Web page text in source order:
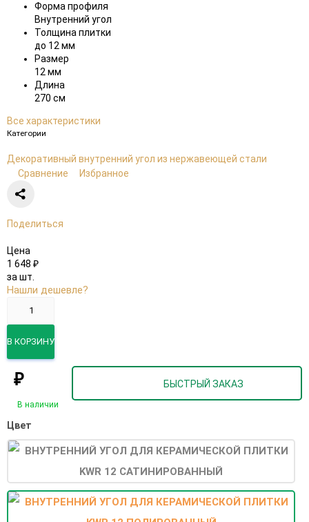
Форма профиля
Внутренний угол
Толщина плитки
до 12 мм
Размер
12 мм
Длина
270 см
Все характеристики
Категории
Декоративный внутренний угол из нержавеющей стали
Сравнение
Избранное
Поделиться
Цена
1 648 ₽
за шт.
Нашли дешевле?
В КОРЗИНУ
₽ БЫСТРЫЙ ЗАКАЗ
В наличии
Цвет